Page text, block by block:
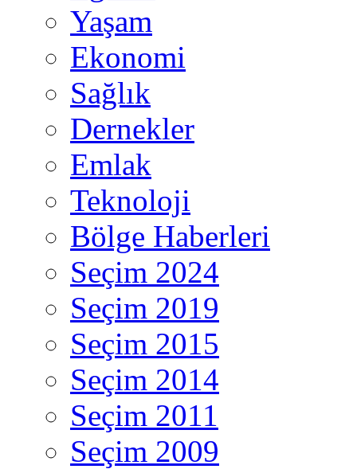
Yaşam
Ekonomi
Sağlık
Dernekler
Emlak
Teknoloji
Bölge Haberleri
Seçim 2024
Seçim 2019
Seçim 2015
Seçim 2014
Seçim 2011
Seçim 2009